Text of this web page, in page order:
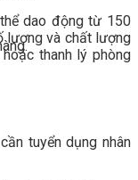
dao động từ 150
lượng và chất lượng
thanh lý phòng
tuyển dụng nhân